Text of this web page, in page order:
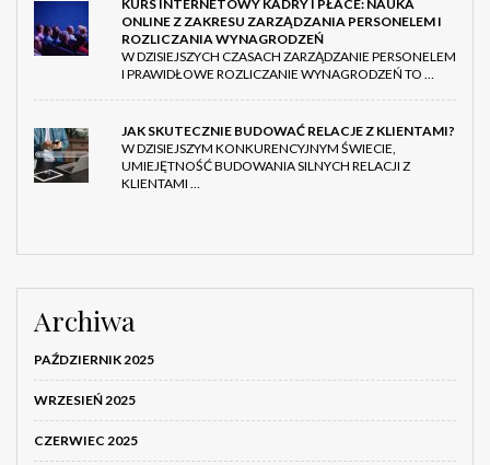
KURS INTERNETOWY KADRY I PŁACE: NAUKA
ONLINE Z ZAKRESU ZARZĄDZANIA PERSONELEM I
ROZLICZANIA WYNAGRODZEŃ
W DZISIEJSZYCH CZASACH ZARZĄDZANIE PERSONELEM
I PRAWIDŁOWE ROZLICZANIE WYNAGRODZEŃ TO …
JAK SKUTECZNIE BUDOWAĆ RELACJE Z KLIENTAMI?
W DZISIEJSZYM KONKURENCYJNYM ŚWIECIE,
UMIEJĘTNOŚĆ BUDOWANIA SILNYCH RELACJI Z
KLIENTAMI …
Archiwa
PAŹDZIERNIK 2025
WRZESIEŃ 2025
CZERWIEC 2025